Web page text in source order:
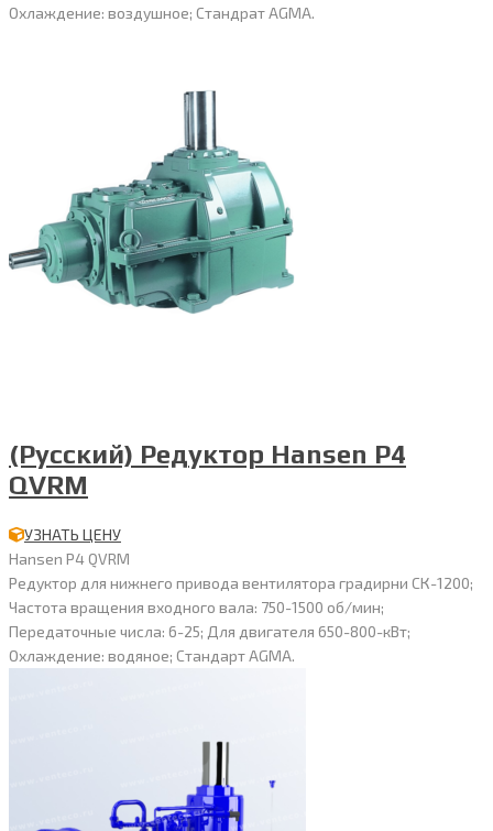
Охлаждение: воздушное; Стандрат AGMA.
(Русский) Редуктор Hansen P4
QVRM
УЗНАТЬ ЦЕНУ
Hansen P4 QVRM
Редуктор для нижнего привода вентилятора градирни СК-1200;
Частота вращения входного вала: 750-1500 об/мин;
Передаточные числа: 6-25; Для двигателя 650-800-кВт;
Охлаждение: водяное; Стандарт AGMA.